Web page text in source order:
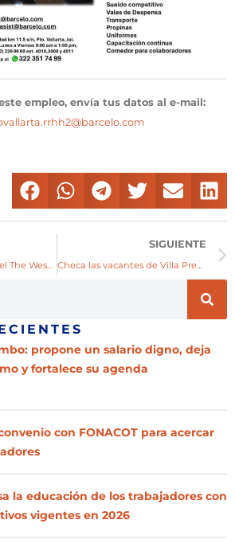
empleo, envía tus datos al e-mail:
SIGUIENTE
Checa las vacantes de Villa Premiere
propone un salario digno, deja
y fortalece su agenda
con FONACOT para acercar
la educación de los trabajadores con
vigentes en 2026